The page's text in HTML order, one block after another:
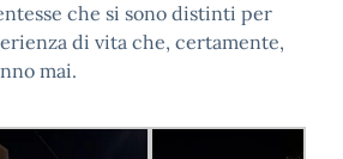
che si sono distinti per
di vita che, certamente,
mai.